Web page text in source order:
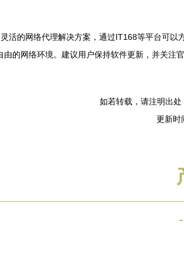
活的网络代理解决方案，通过IT168等平台可
的网络环境。建议用户保持软件更新，并关注
如若转载，请注明出
更新时